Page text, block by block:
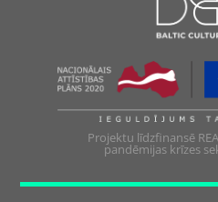
Projektu līdzfinansē
pandēmijas krīzes